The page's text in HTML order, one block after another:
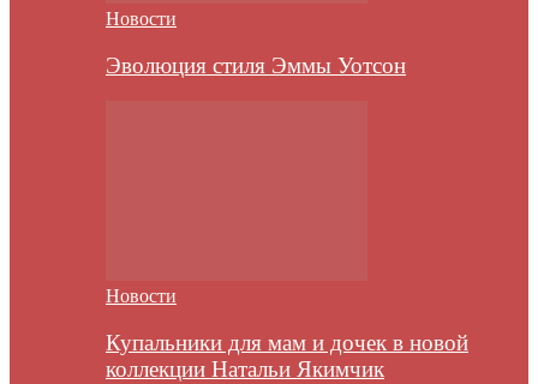
Новости
Эволюция стиля Эммы Уотсон
Новости
Купальники для мам и дочек в новой
коллекции Натальи Якимчик